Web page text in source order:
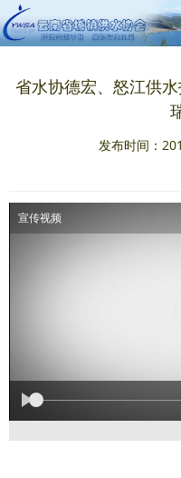
省水协德宏、怒江供
发布时间：
宣传视频